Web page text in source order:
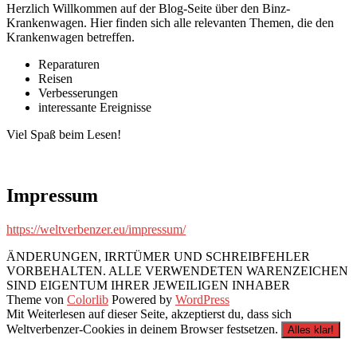
Herzlich Willkommen auf der Blog-Seite über den Binz-
Krankenwagen. Hier finden sich alle relevanten Themen, die den
Krankenwagen betreffen.
Reparaturen
Reisen
Verbesserungen
interessante Ereignisse
Viel Spaß beim Lesen!
Impressum
https://weltverbenzer.eu/impressum/
ÄNDERUNGEN, IRRTÜMER UND SCHREIBFEHLER
VORBEHALTEN. ALLE VERWENDETEN WARENZEICHEN
SIND EIGENTUM IHRER JEWEILIGEN INHABER
Theme von Colorlib Powered by WordPress
Mit Weiterlesen auf dieser Seite, akzeptierst du, dass sich
Weltverbenzer-Cookies in deinem Browser festsetzen.
Alles klar!